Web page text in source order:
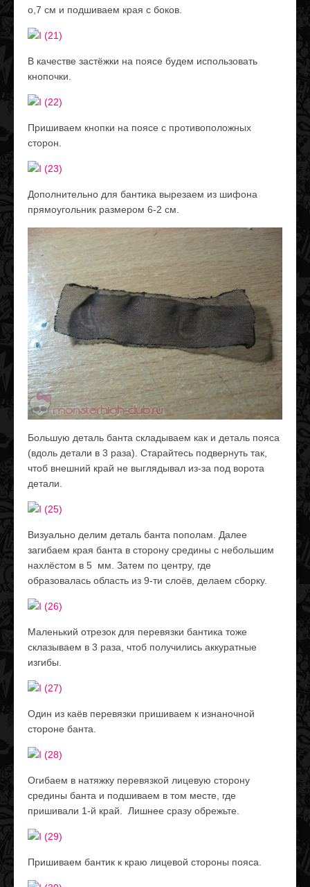
о,7 см и подшиваем края с боков.
В качестве застёжки на поясе будем использовать
кнопочки.
Пришиваем кнопки на поясе с противоположных
сторон.
Дополнительно для бантика вырезаем из шифона
прямоугольник размером 6-2 см.
Большую деталь банта складываем как и деталь пояса
(вдоль детали в 3 раза). Старайтесь подвернуть так,
чтоб внешний край не выглядывал из-за под ворота
детали.
Визуально делим деталь банта пополам. Далее
загибаем края банта в сторону средины с небольшим
нахлёстом в 5 мм. Затем по центру, где
образовалась область из 9-ти слоёв, делаем сборку.
Маленький отрезок для перевязки бантика тоже
склазываем в 3 раза, чтоб получились аккуратные
изгибы.
Один из каёв перевязки пришиваем к изнаночной
стороне банта.
Огибаем в натяжку перевязкой лицевую сторону
средины банта и подшиваем в том месте, где
пришивали 1-й край. Лишнее сразу обрежьте.
Пришиваем бантик к краю лицевой стороны пояса.